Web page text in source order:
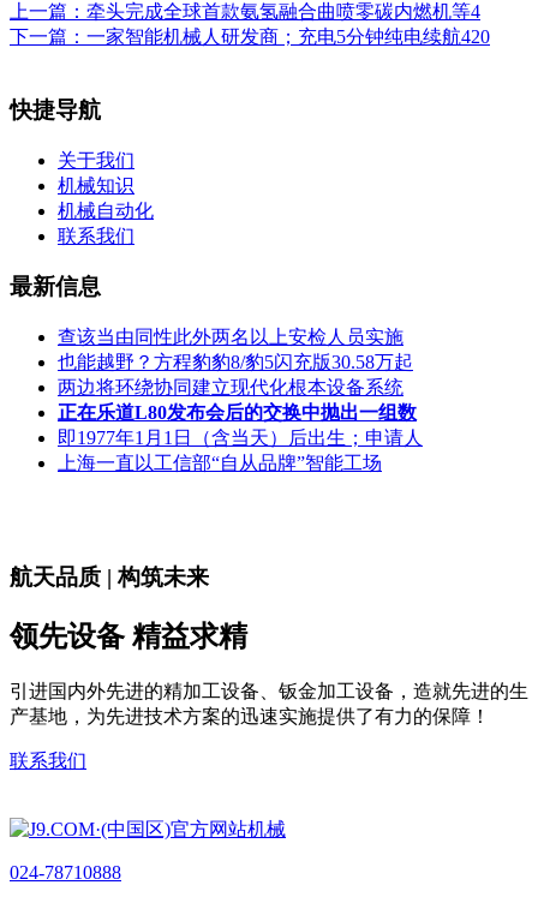
上一篇： 牵头完成全球首款氨氢融合曲喷零碳内燃机等4
下一篇： 一家智能机械人研发商；充电5分钟纯电续航420
快捷导航
关于我们
机械知识
机械自动化
联系我们
最新信息
查该当由同性此外两名以上安检人员实施
也能越野？方程豹豹8/豹5闪充版30.58万起
两边将环绕协同建立现代化根本设备系统
正在乐道L80发布会后的交换中抛出一组数
即1977年1月1日（含当天）后出生；申请人
上海一直以工信部“自从品牌”智能工场
航天品质 | 构筑未来
领先设备 精益求精
引进国内外先进的精加工设备、钣金加工设备，造就先进的生
产基地，为先进技术方案的迅速实施提供了有力的保障！
联系我们
024-78710888